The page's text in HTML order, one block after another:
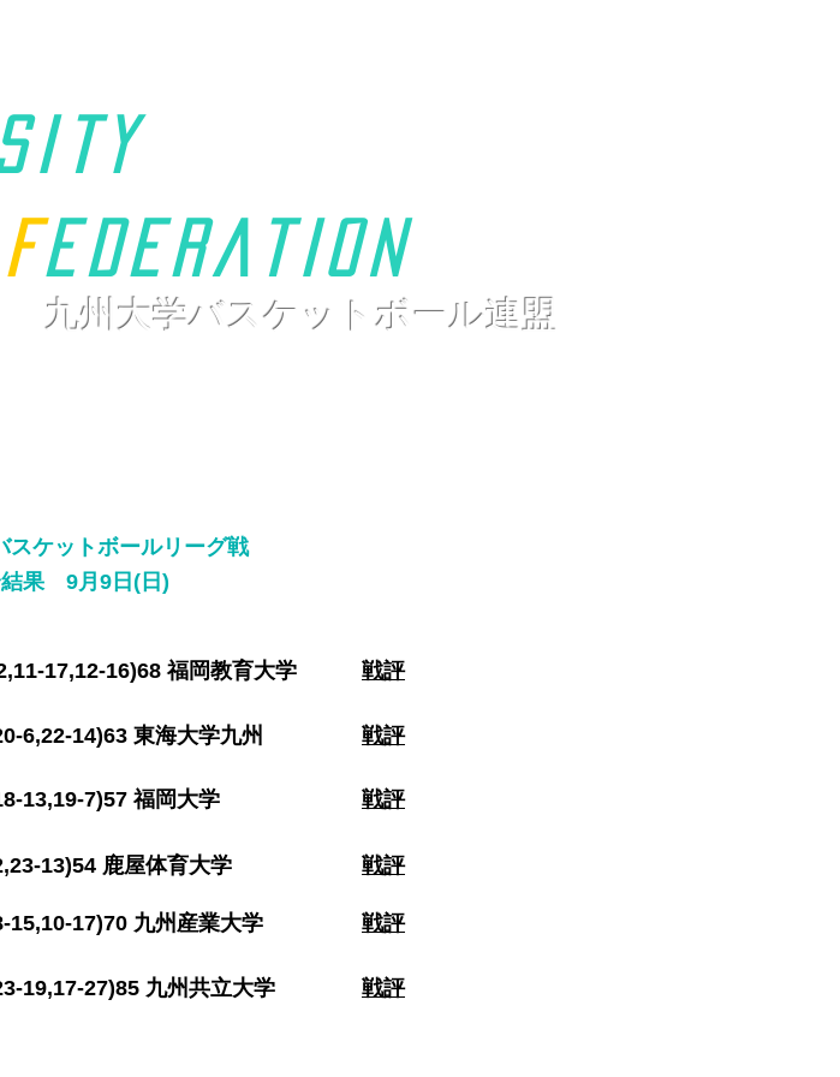
F ederation
九州大学バスケットボール連盟
スケットボールリーグ戦
果 9月9日(日 )
17,12-16)68 福岡教育大学 戦評
6,22-14)63 東海大学九州​ 戦評
13,19-7)57 福岡大学 戦評
12,23-13)54 鹿屋体育大学 戦評
15,10-17)70 九州産業大学 戦評
19,17-27)85 九州共立大学 戦評